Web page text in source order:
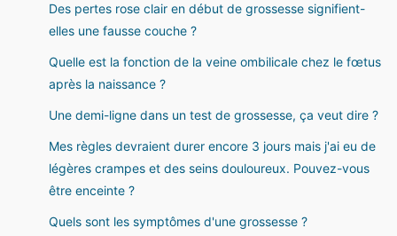
Des pertes rose clair en début de grossesse signifient-
elles une fausse couche ?
Quelle est la fonction de la veine ombilicale chez le fœtus
après la naissance ?
Une demi-ligne dans un test de grossesse, ça veut dire ?
Mes règles devraient durer encore 3 jours mais j'ai eu de
légères crampes et des seins douloureux. Pouvez-vous
être enceinte ?
Quels sont les symptômes d'une grossesse ?